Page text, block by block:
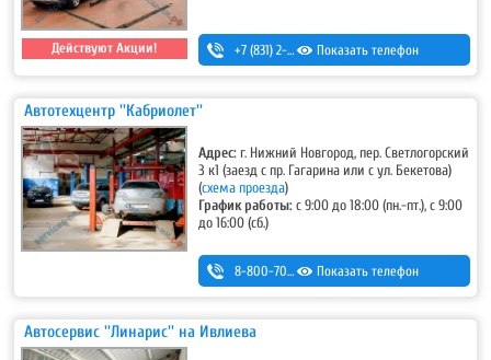
Действуют Акции! +7 (831) 2-330-333 Показать телефон
Автотехцентр ''Кабриолет''
Адрес: г. Нижний Новгород, пер. Светлогорский
3 к1 (заезд с пр. Гагарина или с ул. Бекетова)
(схема проезда)
График работы:с 9:00 до 18:00 (пн.-пт.), с 9:00
до 16:00 (сб.)
8-800-700-11-42 Показать телефон
Автосервис ''Линарис'' на Ивлиева